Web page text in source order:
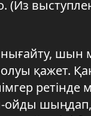
(Из
шын
қажет.
ойды